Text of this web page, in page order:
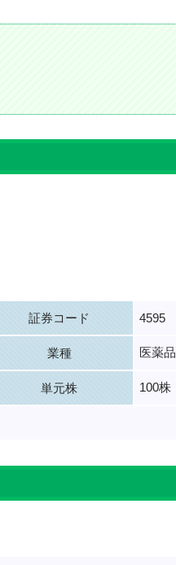
証券コード 4595
業種 医薬品
単元株 100株